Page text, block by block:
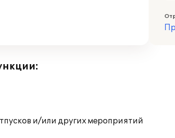
и/или других мероприятий